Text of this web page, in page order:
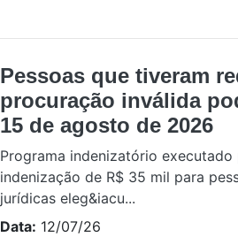
Pessoas que tiveram
procuração inválida
15 de agosto de 2026
Programa indenizatório
indenização de R$ 35 mil para
jurídicas eleg&iacu...
Data: 12/07/26